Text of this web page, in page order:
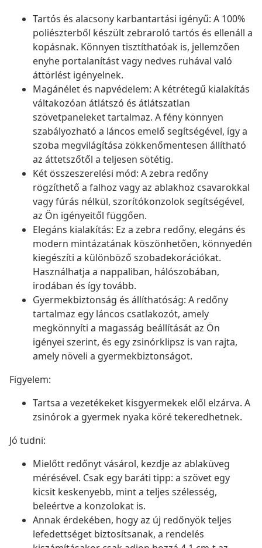
Tartós és alacsony karbantartási igényű: A 100%
poliészterből készült zebraroló tartós és ellenáll a
kopásnak. Könnyen tisztíthatóak is, jellemzően
enyhe portalanítást vagy nedves ruhával való
áttörlést igényelnek.
Magánélet és napvédelem: A kétrétegű kialakítás
váltakozóan átlátszó és átlátszatlan
szövetpaneleket tartalmaz. A fény könnyen
szabályozható a láncos emelő segítségével, így a
szoba megvilágítása zökkenőmentesen állítható
az áttetszőtől a teljesen sötétig.
Két összeszerelési mód: A zebra redőny
rögzíthető a falhoz vagy az ablakhoz csavarokkal
vagy fúrás nélkül, szorítókonzolok segítségével,
az Ön igényeitől függően.
Elegáns kialakítás: Ez a zebra redőny, elegáns és
modern mintázatának köszönhetően, könnyedén
kiegészíti a különböző szobadekorációkat.
Használhatja a nappaliban, hálószobában,
irodában és így tovább.
Gyermekbiztonság és állíthatóság: A redőny
tartalmaz egy láncos csatlakozót, amely
megkönnyíti a magasság beállítását az Ön
igényei szerint, és egy zsinórklipsz is van rajta,
amely növeli a gyermekbiztonságot.
Figyelem:
Tartsa a vezetékeket kisgyermekek elől elzárva. A
zsinórok a gyermek nyaka köré tekeredhetnek.
Jó tudni:
Mielőtt redőnyt vásárol, kezdje az ablaküveg
mérésével. Csak egy baráti tipp: a szövet egy
kicsit keskenyebb, mint a teljes szélesség,
beleértve a konzolokat is.
Annak érdekében, hogy az új redőnyök teljes
lefedettséget biztosítsanak, a rendelés